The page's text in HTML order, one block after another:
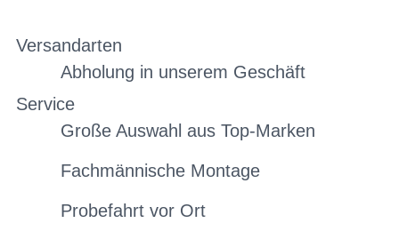
Versandarten
Abholung in unserem Geschäft
Service
Große Auswahl aus Top-Marken
Fachmännische Montage
Probefahrt vor Ort